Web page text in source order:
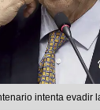
intenta evadir